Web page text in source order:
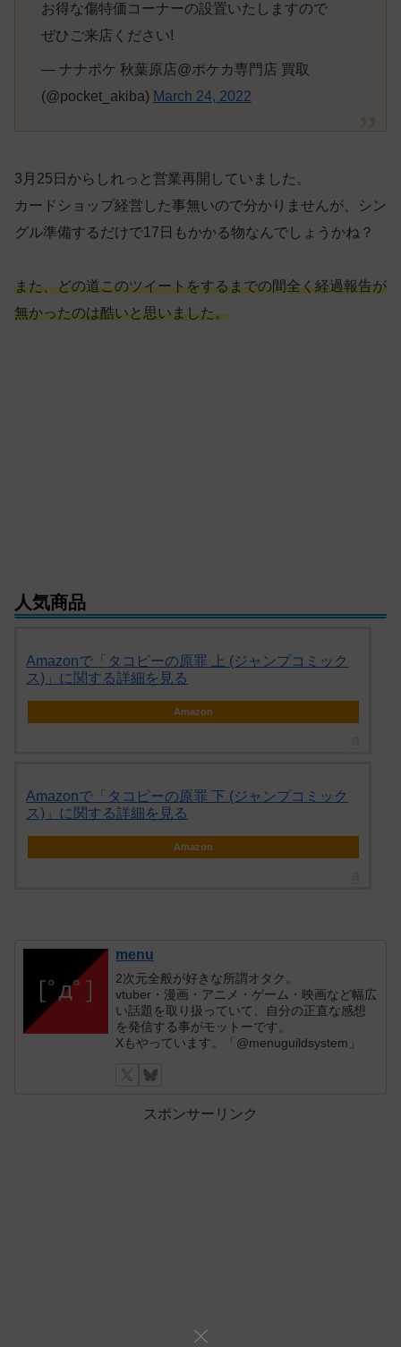
お得な傷特価コーナーの設置いたしますので
ぜひご来店ください!
— ナナポケ 秋葉原店@ポケカ専門店 買取
(@pocket_akiba) March 24, 2022
3月25日からしれっと営業再開していました。
カードショップ経営した事無いので分かりませんが、シン
グル準備するだけで17日もかかる物なんでしょうかね？
また、どの道このツイートをするまでの間全く経過報告が
無かったのは酷いと思いました。
人気商品
Amazonで「タコピーの原罪 上 (ジャンプコミック
ス)」に関する詳細を見る
Amazon
Amazonで「タコピーの原罪 下 (ジャンプコミック
ス)」に関する詳細を見る
Amazon
menu
2次元全般が好きな所謂オタク。
vtuber・漫画・アニメ・ゲーム・映画など幅広
い話題を取り扱っていて、自分の正直な感想
を発信する事がモットーです。
Xもやっています。「@menuguildsystem」
スポンサーリンク